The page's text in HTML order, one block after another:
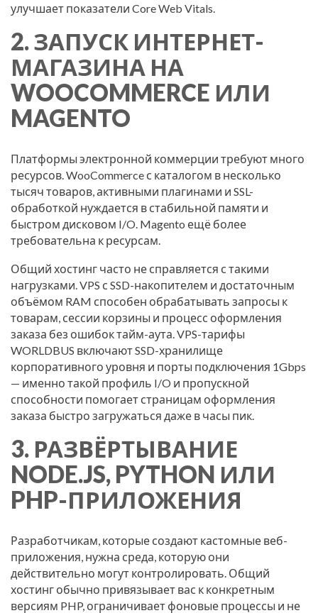
улучшает показатели Core Web Vitals.
2. ЗАПУСК ИНТЕРНЕТ-
МАГАЗИНА НА
WOOCOMMERCE ИЛИ
MAGENTO
Платформы электронной коммерции требуют много
ресурсов. WooCommerce с каталогом в несколько
тысяч товаров, активными плагинами и SSL-
обработкой нуждается в стабильной памяти и
быстром дисковом I/O. Magento ещё более
требовательна к ресурсам.
Общий хостинг часто не справляется с такими
нагрузками. VPS с SSD-накопителем и достаточным
объёмом RAM способен обрабатывать запросы к
товарам, сессии корзины и процесс оформления
заказа без ошибок тайм-аута. VPS-тарифы
WORLDBUS включают SSD-хранилище
корпоративного уровня и порты подключения 1Gbps
— именно такой профиль I/O и пропускной
способности помогает страницам оформления
заказа быстро загружаться даже в часы пик.
3. РАЗВЁРТЫВАНИЕ
NODE.JS, PYTHON ИЛИ
PHP-ПРИЛОЖЕНИЯ
Разработчикам, которые создают кастомные веб-
приложения, нужна среда, которую они
действительно могут контролировать. Общий
хостинг обычно привязывает вас к конкретным
версиям PHP, ограничивает фоновые процессы и не